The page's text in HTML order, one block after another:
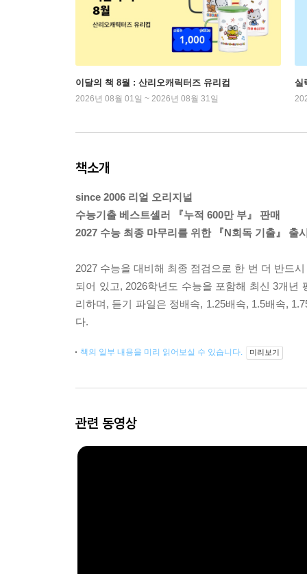
이달의 책 8월 : 산리오캐릭터즈 유리컵
2026년 08월 01일 ~ 2026년 08월 31일
실
책소개
since 2006 리얼 오리지널
수능기출 베스트셀러 『누적 600만 부』 판매
2027 수능 최종 마무리를 위한 『N회독 기출』 출
2027 수능을 대비해 최종 점검으로 한 번 더 반드
되어 있고, 2026학년도 수능을 포함해 최신 3개
리하며, 듣기 파일은 정배속, 1.25배속, 1.5배속,
다.
책의 일부 내용을 미리 읽어보실 수 있습니다. 미리보기
관련 동영상